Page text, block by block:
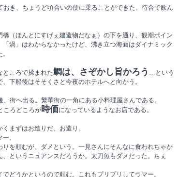
おき、ちょうど頃合いの便に乗ることができた。待合で飲ん
橋（ほんとにすげぇ建造物だなぁ）の下を通り、観潮ポイン
「渦」はわからなかったけど、沸き立つ海面はダイナミック
ところで揉まれた鯛は、さぞかし旨かろう …という
、下船後はそそくさと今夜のホテルへと向かう。
街へ出る。繁華街の一角にある小料理屋さんである。
ころどころが時価になっているようなお店である。
くまずはお造りだ、お造り。
。
りを頼むが、ダメという。一見さんにそんなに食われちゃか
、というニュアンスだろうか。太刀魚もダメだった。ちぇ
でどうかというので頼む。これもプリプリしてウマー。